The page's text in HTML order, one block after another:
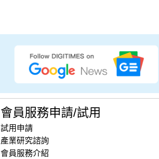
會員服務申請/試用
試用申請
產業研究諮詢
會員服務介紹